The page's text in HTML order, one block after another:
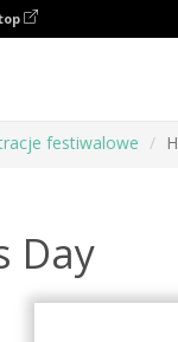
festiwalowe
Day